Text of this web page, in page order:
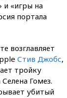
и «игры на
портала
возглавляет
Стив Джобс,
тройку
Гомез.
убитый